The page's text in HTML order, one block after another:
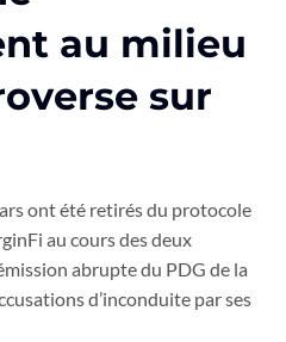
au milieu
sur
ont été retirés du protocole
au cours des deux
abrupte du PDG de la
d’inconduite par ses